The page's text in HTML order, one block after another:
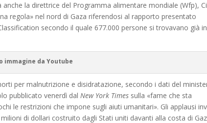
la direttrice del Programma alimentare mondiale (Wfp),
regola» nel nord di Gaza riferendosi al rapporto presentato
secondo il quale 677.000 persone si trovavano già in
immagine da Youtube
per malnutrizione e disidratazione, secondo i dati del
pubblicato venerdì dalNew York Times sulla «fame che sta
le restrizioni che impone sugli aiuti umanitari». Gli applausi
di dollari costruito dagli Stati uniti davanti alla costa di